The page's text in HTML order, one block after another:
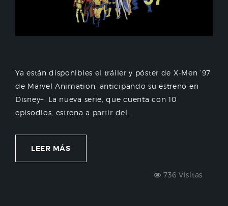
Ya están disponibles el tráiler y póster de X-Men ’97
de Marvel Animation, anticipando su estreno en
Disney+. La nueva serie, que cuenta con 10
episodios, estrena a partir del...
LEER MÁS
736 Visitas